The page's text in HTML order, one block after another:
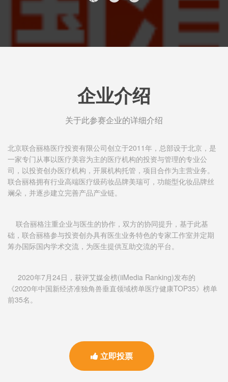
企业介绍
关于此参赛企业的详细介绍
北京联合丽格医疗投资有限公司创立于2011年，总部设于北京，是
一家专门从事以医疗美容为主的医疗机构的投资与管理的专业公
司，以投资创办医疗机构，开展机构托管，项目合作为主营业务。
联合丽格拥有行业高端医疗级药妆品牌美瑞可，功能型化妆品牌丝
斓朵，并逐步建立完善产品产业链。
联合丽格注重企业与医生的协作，双方的协同提升，基于此基
础，联合丽格参与投资创办具有医生业务特色的专家工作室并定期
筹办国际国内学术交流，为医生提供互助交流的平台。
2020年7月24日，获评艾媒金榜(iiMedia Ranking)发布的
《2020年中国新经济准独角兽垂直领域榜单医疗健康TOP35》榜单
前35名。
立即投票